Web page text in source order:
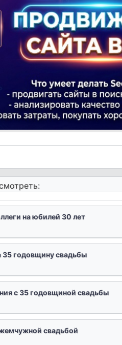
на юбилей 30 лет
35 годовщину свадьбы
с 35 годовщиной свадьбы
свадьбой